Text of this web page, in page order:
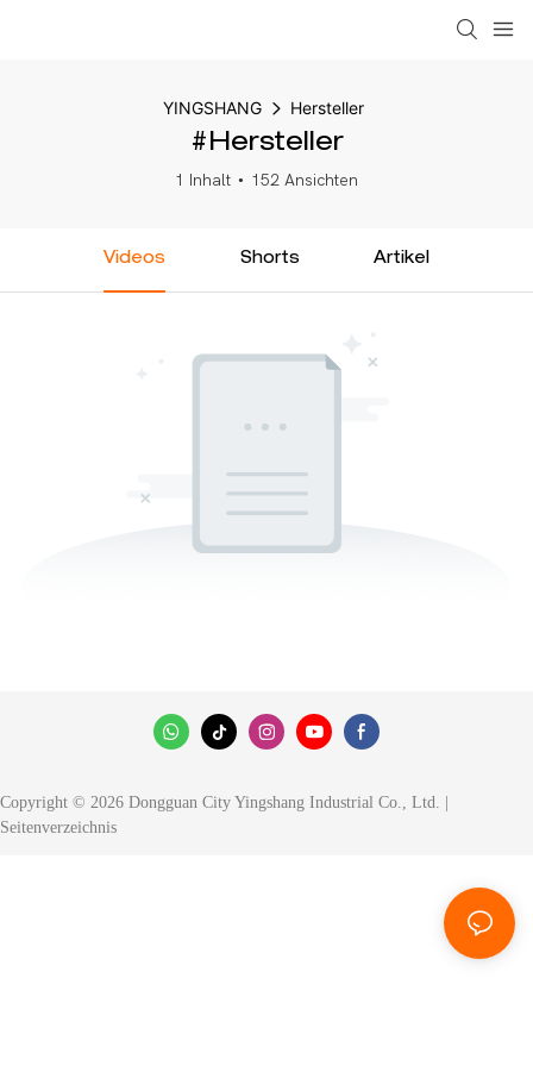
YINGSHANG Hersteller
#Hersteller
1 Inhalt 152 Ansichten
Videos Shorts Artikel
Copyright © 2026 Dongguan City Yingshang Industrial Co., Ltd. |
Seitenverzeichnis